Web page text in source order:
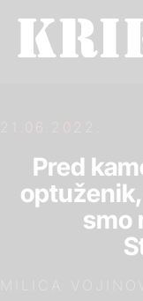
21.06.2022.
Pred
smo